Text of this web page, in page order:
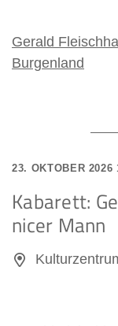
Gerald
Burgenland
23. OKTOBER 2026
Kabarett:
nicer Mann